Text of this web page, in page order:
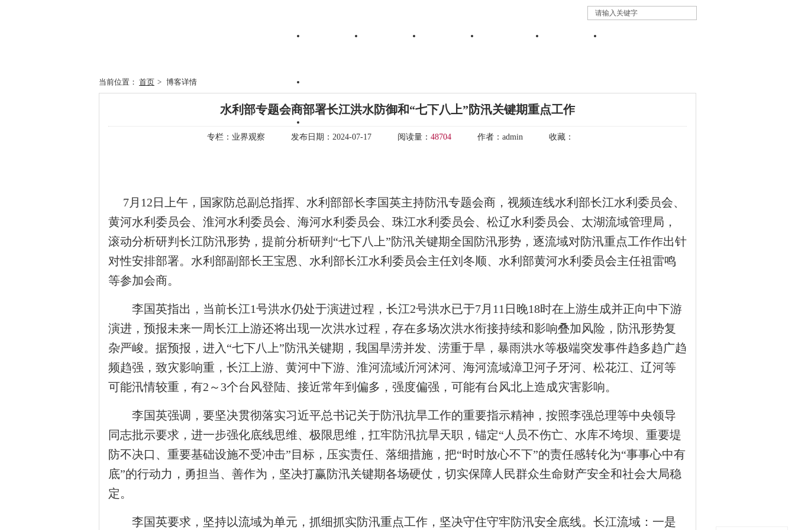
当前位置： 首页 > 博客详情
水利部专题会商部署长江洪水防御和“七下八上”防汛关键期重点工作
专栏： 业界观察 发布日期： 2024-07-17 阅读量： 48704 作者： admin 收藏：
7月12日上午，国家防总副总指挥、水利部部长李国英主持防汛专题会商，视频连线水利部长江水利委员会、
黄河水利委员会、淮河水利委员会、海河水利委员会、珠江水利委员会、松辽水利委员会、太湖流域管理局，
滚动分析研判长江防汛形势，提前分析研判“七下八上”防汛关键期全国防汛形势，逐流域对防汛重点工作作出针
对性安排部署。水利部副部长王宝恩、水利部长江水利委员会主任刘冬顺、水利部黄河水利委员会主任祖雷鸣
等参加会商。
李国英指出，当前长江1号洪水仍处于演进过程，长江2号洪水已于7月11日晚18时在上游生成并正向中下游
演进，预报未来一周长江上游还将出现一次洪水过程，存在多场次洪水衔接持续和影响叠加风险，防汛形势复
杂严峻。据预报，进入“七下八上”防汛关键期，我国旱涝并发、涝重于旱，暴雨洪水等极端突发事件趋多趋广趋
频趋强，致灾影响重，长江上游、黄河中下游、淮河流域沂河沭河、海河流域漳卫河子牙河、松花江、辽河等
可能汛情较重，有2～3个台风登陆、接近常年到偏多，强度偏强，可能有台风北上造成灾害影响。
李国英强调，要坚决贯彻落实习近平总书记关于防汛抗旱工作的重要指示精神，按照李强总理等中央领导
同志批示要求，进一步强化底线思维、极限思维，扛牢防汛抗旱天职，锚定“人员不伤亡、水库不垮坝、重要堤
防不决口、重要基础设施不受冲击”目标，压实责任、落细措施，把“时时放心不下”的责任感转化为“事事心中有
底”的行动力，勇担当、善作为，坚决打赢防汛关键期各场硬仗，切实保障人民群众生命财产安全和社会大局稳
定。
李国英要求，坚持以流域为单元，抓细抓实防汛重点工作，坚决守住守牢防汛安全底线。长江流域：一是